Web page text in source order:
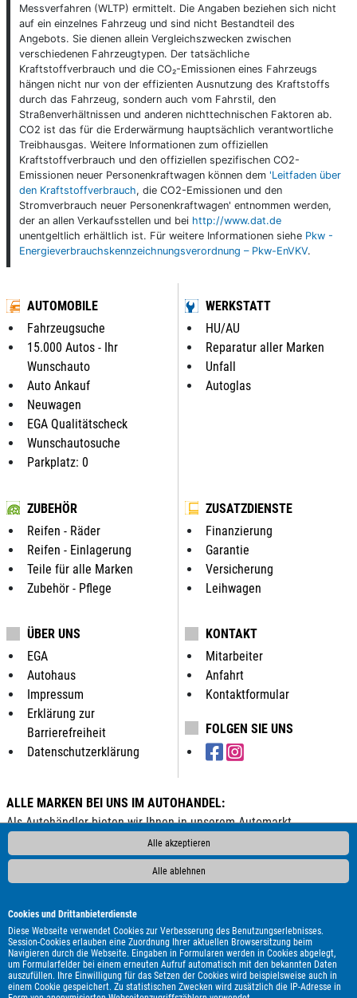
Alle akzeptieren
Alle ablehnen
Cookies und Drittanbieterdienste
Diese Webseite verwendet Cookies zur Verbesserung des Benutzungserlebnisses.
Session-Cookies erlauben eine Zuordnung Ihrer aktuellen Browsersitzung beim
Navigieren durch die Webseite. Eingaben in Formularen werden in Cookies abgelegt,
um Formularfelder bei einem erneuten Aufruf automatisch mit den bekannten Daten
auszufüllen. Ihre Einwilligung für das Setzen der Cookies wird beispielsweise auch in
einem Cookie gespeichert. Zu statistischen Zwecken wird zusätzlich die IP-Adresse in
Messverfahren (WLTP) ermittelt. Die Angaben beziehen sich nicht
auf ein einzelnes Fahrzeug und sind nicht Bestandteil des
Angebots. Sie dienen allein Vergleichszwecken zwischen
verschiedenen Fahrzeugtypen. Der tatsächliche
Kraftstoffverbrauch und die CO₂-Emissionen eines Fahrzeugs
hängen nicht nur von der effizienten Ausnutzung des Kraftstoffs
durch das Fahrzeug, sondern auch vom Fahrstil, den
Straßenverhältnissen und anderen nichttechnischen Faktoren ab.
CO2 ist das für die Erderwärmung hauptsächlich verantwortliche
Treibhausgas. Weitere Informationen zum offiziellen
Kraftstoffverbrauch und den offiziellen spezifischen CO2-
Emissionen neuer Personenkraftwagen können dem 'Leitfaden über
den Kraftstoffverbrauch, die CO2-Emissionen und den
Stromverbrauch neuer Personenkraftwagen' entnommen werden,
der an allen Verkaufsstellen und bei http://www.dat.de
unentgeltlich erhältlich ist. Für weitere Informationen siehe Pkw -
Energieverbrauchskennzeichnungsverordnung – Pkw-EnVKV.
AUTOMOBILE
Fahrzeugsuche
15.000 Autos - Ihr
Wunschauto
Auto Ankauf
Neuwagen
EGA Qualitätscheck
Wunschautosuche
Parkplatz: 0
WERKSTATT
HU/AU
Reparatur aller Marken
Unfall
Autoglas
ZUBEHÖR
Reifen - Räder
Reifen - Einlagerung
Teile für alle Marken
Zubehör - Pflege
ZUSATZDIENSTE
Finanzierung
Garantie
Versicherung
Leihwagen
ÜBER UNS
EGA
Autohaus
Impressum
Erklärung zur
Barrierefreiheit
Datenschutzerklärung
KONTAKT
Mitarbeiter
Anfahrt
Kontaktformular
FOLGEN SIE UNS
ALLE MARKEN BEI UNS IM AUTOHANDEL:
Als Autohändler bieten wir Ihnen in unserem Automarkt
Gebrauchtwagen, Jahreswagen und Neuwagen folgender
Automarken an:
BAW
BMW BYD Bentley
Citroën
Clever Cupra DAF DFM DFSK
DS
Automobiles
Dacia Dodge Econelo Fiat Ford
Forster
Foton
GWM Geely Genesis Harley-Davidson
Honda
Hyundai
Isuzu Itineo Iveco JAC Jaecoo Jaguar